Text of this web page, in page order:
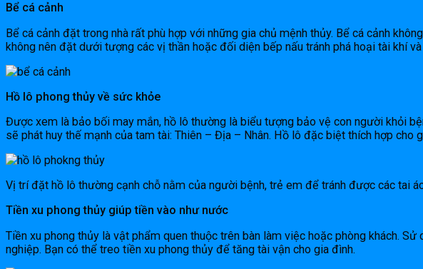
Bể cá cảnh
Bể cá cảnh đặt trong nhà rất phù hợp với những gia chủ mệnh thủy. Bể cá cảnh
không nên đặt dưới tượng các vị thần hoặc đối diện bếp nấu tránh phá hoại tài khí
Hồ lô phong thủy về sức khỏe
Được xem là bảo bối may mắn, hồ lô thường là biểu tượng bảo vệ con người khỏi
sẽ phát huy thế mạnh của tam tài: Thiên – Địa – Nhân. Hồ lô đặc biệt thích hợp
Vị trí đặt hồ lô thường cạnh chỗ nằm của người bệnh, trẻ em để tránh được các tai
Tiền xu phong thủy giúp tiền vào như nước
Tiền xu phong thủy là vật phẩm quen thuộc trên bàn làm việc hoặc phòng khách.
nghiệp. Bạn có thể treo tiền xu phong thủy để tăng tài vận cho gia đình.